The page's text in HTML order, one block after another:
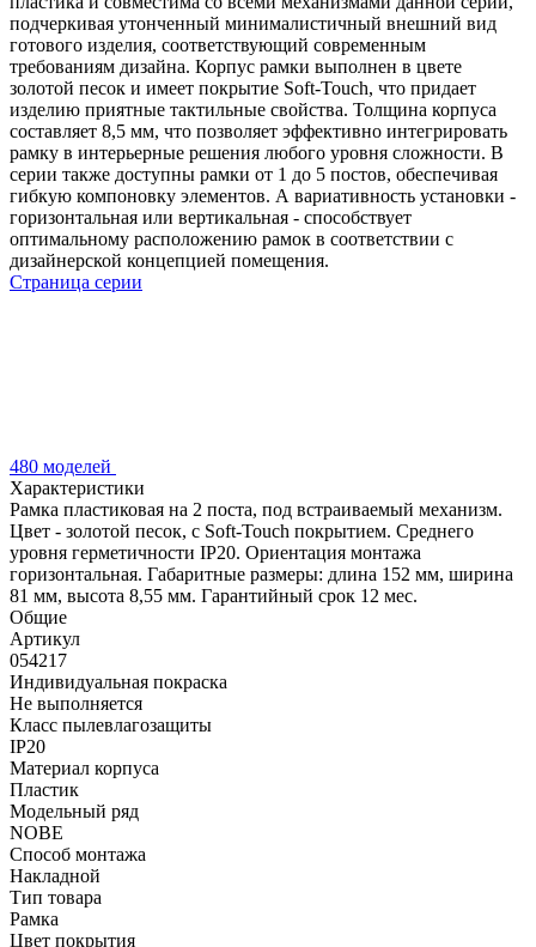
подчеркивая утонченный минималистичный внешний вид
готового изделия, соответствующий современным
требованиям дизайна. Корпус рамки выполнен в цвете
золотой песок и имеет покрытие Soft-Touch, что придает
изделию приятные тактильные свойства. Толщина корпуса
составляет 8,5 мм, что позволяет эффективно интегрировать
рамку в интерьерные решения любого уровня сложности. В
серии также доступны рамки от 1 до 5 постов, обеспечивая
гибкую компоновку элементов. А вариативность установки -
горизонтальная или вертикальная - способствует
оптимальному расположению рамок в соответствии с
дизайнерской концепцией помещения.
Страница серии
480 моделей
Характеристики
Рамка пластиковая на 2 поста, под встраиваемый механизм.
Цвет - золотой песок, с Soft-Touch покрытием. Среднего
уровня герметичности IP20. Ориентация монтажа
горизонтальная. Габаритные размеры: длина 152 мм, ширина
81 мм, высота 8,55 мм. Гарантийный срок 12 мес.
Общие
Артикул
054217
Индивидуальная покраска
Не выполняется
Класс пылевлагозащиты
IP20
Материал корпуса
Пластик
Модельный ряд
NOBE
Способ монтажа
Накладной
Тип товара
Рамка
Цвет покрытия